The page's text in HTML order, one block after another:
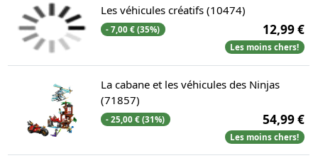
Les véhicules créatifs (10474)
- 7,00 € (35%) 12,99 €
Les moins chers!
La cabane et les véhicules des Ninjas
(71857)
- 25,00 € (31%) 54,99 €
Les moins chers!